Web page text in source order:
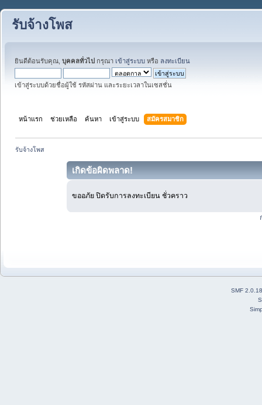
รับจ้างโพส
ยินดีต้อนรับคุณ, บุคคลทั่วไป กรุณา เข้าสู่ระบบ หรือ ลงทะเบียน
เข้าสู่ระบบด้วยชื่อผู้ใช้ รหัสผ่าน และระยะเวลาในเซสชั่น
หน้าแรก ช่วยเหลือ ค้นหา เข้าสู่ระบบ สมัครสมาชิก
รับจ้างโพส
เกิดข้อผิดพลาด!
ขออภัย ปิดรับการลงทะเบียน ชั่วคราว
SMF 2.0.18